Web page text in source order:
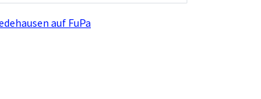
auf FuPa